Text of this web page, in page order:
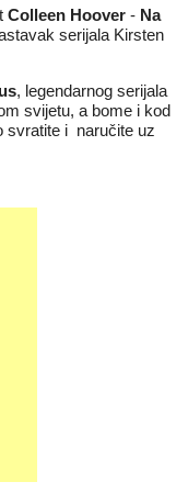
Colleen Hoover - Na
serijala Kirsten
, legendarnog serijala
svijetu, a bome i kod
svratite i naručite uz